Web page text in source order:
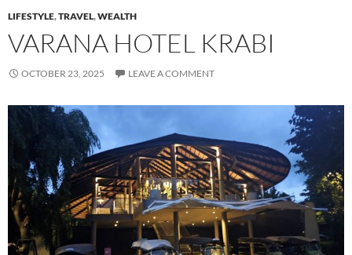
LIFESTYLE,TRAVEL,WEALTH
VARANA HOTEL KRABI
OCTOBER 23, 2025 LEAVE A COMMENT